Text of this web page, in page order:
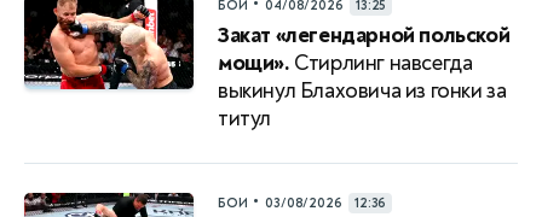
БОИ • 04/08/2026 13:25
Закат «легендарной польской
мощи». Стирлинг навсегда
выкинул Блаховича из гонки за
титул
БОИ • 03/08/2026 12:36